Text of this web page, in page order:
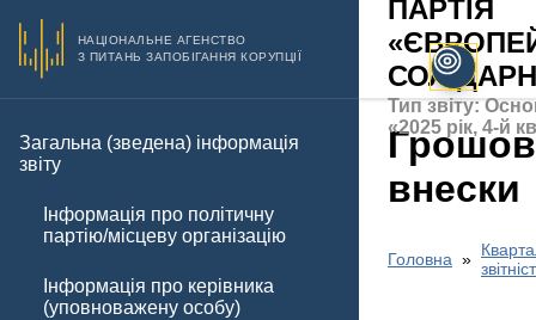
НАЦІОНАЛЬНЕ АГЕНСТВО
З ПИТАНЬ ЗАПОБІГАННЯ КОРУПЦІЇ
Загальна (зведена) інформація
звіту
Інформація про політичну
партію/місцеву організацію
Інформація про керівника
(уповноважену особу)
ПАРТІЯ
Тип звіту:
«2025 рік, 4-й
внески
Головна